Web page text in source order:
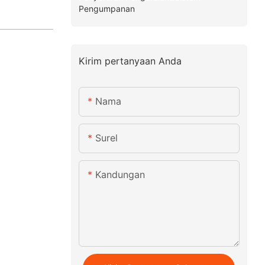
Pengumpanan
Kirim pertanyaan Anda
Nama
Surel
Kandungan